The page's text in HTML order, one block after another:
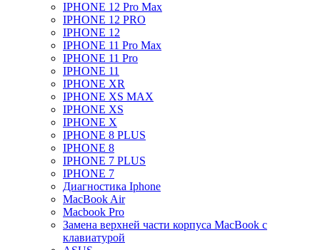
IPHONE 12 Pro Max
IPHONE 12 PRO
IPHONE 12
IPHONE 11 Pro Max
IPHONE 11 Pro
IPHONE 11
IPHONE XR
IPHONE XS MAX
IPHONE XS
IPHONE X
IPHONE 8 PLUS
IPHONE 8
IPHONE 7 PLUS
IPHONE 7
Диагностика Iphone
MacBook Air
Macbook Pro
Замена верхней части корпуса MacBook с
клавиатурой